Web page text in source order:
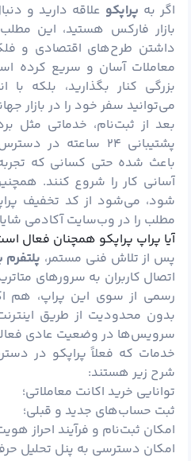
اگر به پراپکو علاقه دارید و
بازار فارکس هستید، این
داشتن طرح‌های اقتصادی و
معاملات آسان و سریع کرده
بزرگی کنار بگذارید، بلکه
می‌توانید سفر خود را در بازار
بعد از ثبت‌نام، خدماتی مثل
پشتیبانی ۲۴ ساعته
باعث شده حتی کسانی که
آسانی کار را شروع کنند.
شود، می‌شود از کد تخفیف
مطلب را در وب‌سایتآکادمی
آیا پراپ پراپکو همچنان فعال
پس از تلاش فنی مستمر، پلتفرم
اتصال کاربران به سرورهای
رسمی از سوی این پراپ، هم
بدون محدودیت از طریق
سرویس‌ها در وضعیت عادی
خدمات که فعلاً پراپکو در
شرح زیر هستند:
توانایی خرید اکانت معاملاتی؛
ثبت حساب‌های جدید و قبلی؛
امکان ثبت‌نام و فرآیند احراز
امکان دسترسی به پنل تحلیل